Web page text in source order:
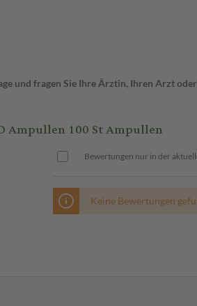
und fragen Sie Ihre Ärztin, Ihren Arzt
Ampullen 100 St Ampullen
Bewertungen nur in der
Keine Bewertungen